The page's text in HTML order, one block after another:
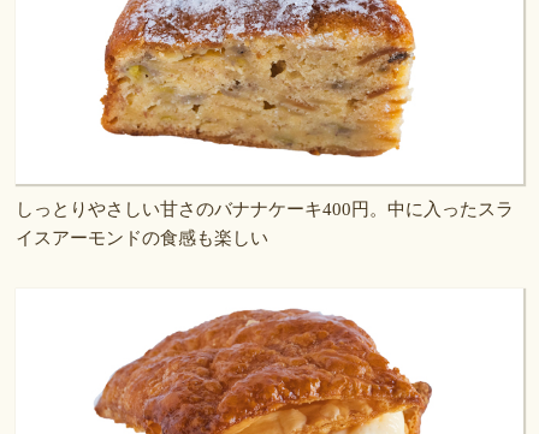
しっとりやさしい甘さのバナナケーキ400円。中に入ったスラ
イスアーモンドの食感も楽しい